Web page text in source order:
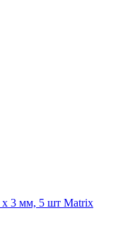
х 3 мм, 5 шт Matrix